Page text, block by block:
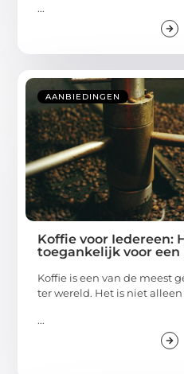
...
AANBIEDINGEN
Koffie voor Iedereen:
toegankelijk voor
Koffie is een van de meest
ter wereld. Het is niet alleen
...